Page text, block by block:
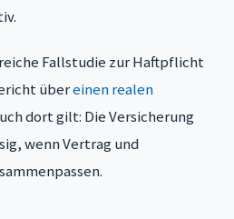
Fallstudie zur Haftpflicht
übereinen realen
dort gilt: Die Versicherung
wenn Vertrag und